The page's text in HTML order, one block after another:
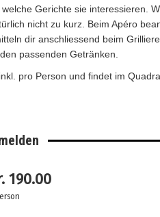
Gerichte sie interessieren.
nicht zu kurz. Beim Apéro
dir anschliessend beim
passenden Getränken.
pro Person und findet im
190.00